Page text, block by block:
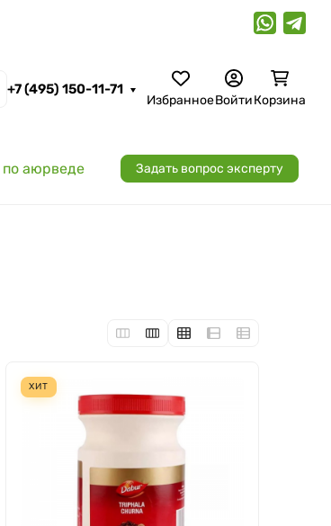
+7 (495) 150-11-71
ИзбранноеВойтиКорзина
по аюрведе Задать вопрос эксперту
ХИТ